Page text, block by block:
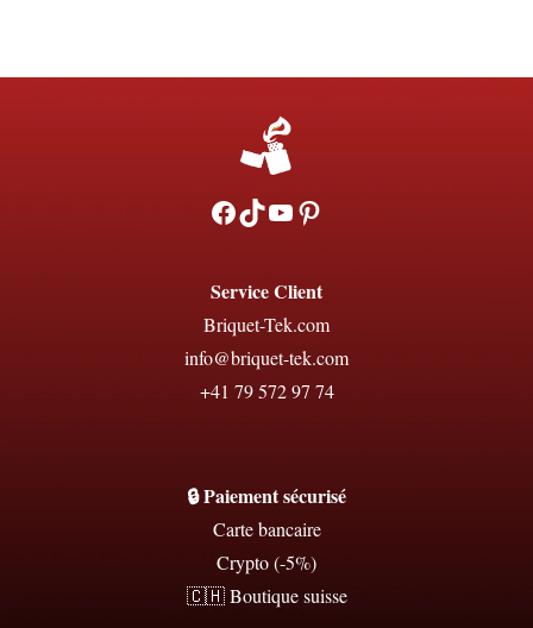
Facebook
TikTokYouTubePinterest
Service Client
Briquet-Tek.com
info@briquet-tek.com
+41 79 572 97 74
🔒 Paiement sécurisé
Carte bancaire
Crypto (-5%)
🇨🇭 Boutique suisse